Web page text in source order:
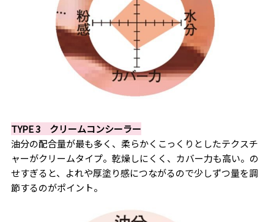
TYPE 3 クリームコンシーラー
油分の配合量が最も多く、柔らかくこっくりとしたテクスチ
ャーがクリームタイプ。乾燥しにくく、カバー力も高い。の
せすぎると、よれや厚塗り感につながるので少しずつ量を調
節するのがポイント。